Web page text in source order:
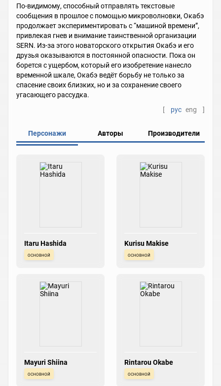
По-видимому, способный отправлять текстовые
сообщения в прошлое с помощью микроволновки, Окабэ
продолжает экспериментировать с “машиной времени”,
привлекая гнев и внимание таинственной организации
SERN. Из-за этого новаторского открытия Окабэ и его
друзья оказываются в постоянной опасности. Пока он
борется с ущербом, который его изобретение нанесло
временной шкале, Окабэ ведёт борьбу не только за
спасение своих близких, но и за сохранение своего
угасающего рассудка.
[
рус eng ]
Персонажи Авторы Производители
Itaru Hashida
основной
Kurisu Makise
основной
Mayuri Shiina
основной
Rintarou Okabe
основной